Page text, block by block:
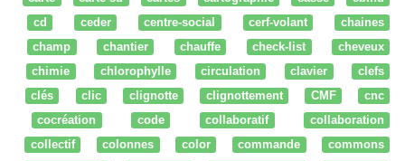
cd
ceder centre-social cerf-volant
chaines
champ
chantier chauffe check-list
cheveux
chimie
chlorophylle circulation clavier
clefs
clés
clic clignotte clignottement CMF
cnc
cocréation
code collaboratif
collaboration
collectif
colonnes color commande
commons